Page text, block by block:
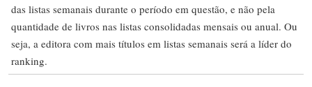
das listas semanais durante o período em questão, e não pela
quantidade de livros nas listas consolidadas mensais ou anual. Ou
seja, a editora com mais títulos em listas semanais será a líder do
ranking.